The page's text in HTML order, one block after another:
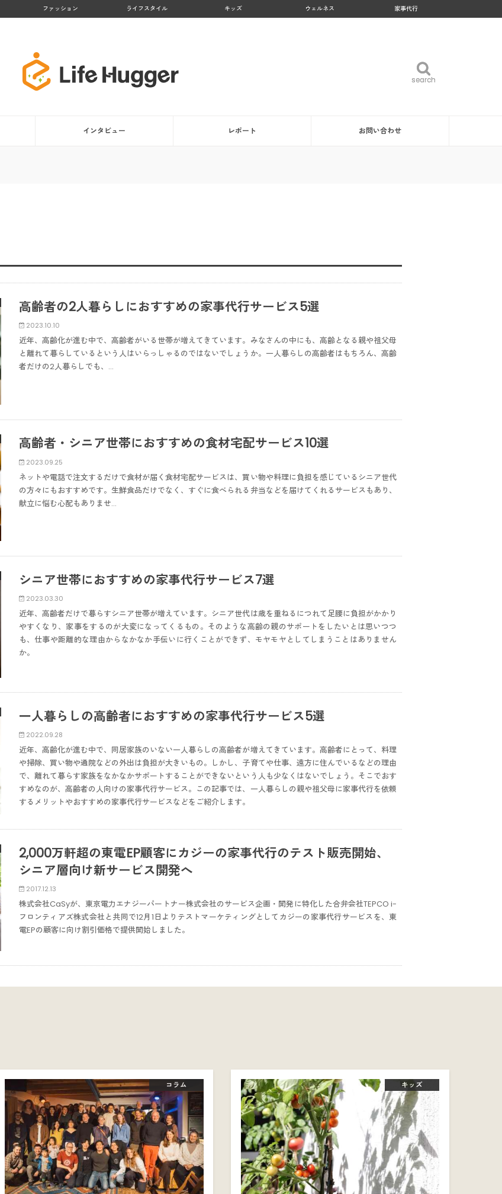
ファッション ライフスタイル キッズ ウェルネス 家事代行
search
search
インタビュー レポート お問い合わせ
高齢者の2人暮らしにおすすめの家事代行サービス5選
2023.10.10
近年、高齢化が進む中で、高齢者がいる世帯が増えてきています。みなさんの中にも、高齢となる親や祖父母
と離れて暮らしているという人はいらっしゃるのではないでしょうか。一人暮らしの高齢者はもちろん、高齢
者だけの2人暮らしでも、…
高齢者・シニア世帯におすすめの食材宅配サービス10選
2023.09.25
ネットや電話で注文するだけで食材が届く食材宅配サービスは、買い物や料理に負担を感じているシニア世代
の方々にもおすすめです。生鮮食品だけでなく、すぐに食べられる弁当などを届けてくれるサービスもあり、
献立に悩む心配もありませ…
シニア世帯におすすめの家事代行サービス7選
2023.03.30
近年、高齢者だけで暮らすシニア世帯が増えています。シニア世代は歳を重ねるにつれて足腰に負担がかかり
やすくなり、家事をするのが大変になってくるもの。そのような高齢の親のサポートをしたいとは思いつつ
も、仕事や距離的な理由からなかなか手伝いに行くことができず、モヤモヤとしてしまうことはありません
か。
一人暮らしの高齢者におすすめの家事代行サービス5選
2022.09.28
近年、高齢化が進む中で、同居家族のいない一人暮らしの高齢者が増えてきています。高齢者にとって、料理
や掃除、買い物や通院などの外出は負担が大きいもの。しかし、子育てや仕事、遠方に住んでいるなどの理由
で、離れて暮らす家族をなかなかサポートすることができないという人も少なくはないでしょう。そこでおす
すめなのが、高齢者の人向けの家事代行サービス。この記事では、一人暮らしの親や祖父母に家事代行を依頼
するメリットやおすすめの家事代行サービスなどをご紹介します。
2,000万軒超の東電EP顧客にカジーの家事代行のテスト販売開始、
シニア層向け新サービス開発へ
2017.12.13
株式会社CaSyが、東京電力エナジーパートナー株式会社のサービス企画・開発に特化した合弁会社TEPCO i-
フロンティアズ株式会社と共同で12月1日よりテストマーケティングとしてカジーの家事代行サービスを、東
電EPの顧客に向け割引価格で提供開始しました。
コラム キッズ